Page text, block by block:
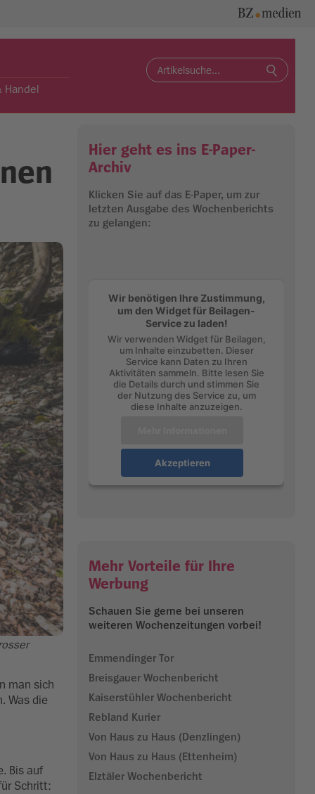
Handel
Search
for:
man sich
Was die
Bis auf
Schritt:
Hier geht es ins E-Paper-
Archiv
Klicken Sie auf das E-Paper, um zur
letzten Ausgabe des Wochenberichts
zu gelangen:
Wir benötigen Ihre Zustimmung,
um den Widget für Beilagen-
Service zu laden!
Wir verwenden Widget für Beilagen,
um Inhalte einzubetten. Dieser
Service kann Daten zu Ihren
Aktivitäten sammeln. Bitte lesen Sie
die Details durch und stimmen Sie
der Nutzung des Service zu, um
diese Inhalte anzuzeigen.
Akzeptieren
Mehr Vorteile für Ihre
Werbung
Schauen Sie gerne bei unseren
weiteren Wochenzeitungen vorbei!
Emmendinger Tor
Breisgauer Wochenbericht
Kaiserstühler Wochenbericht
Rebland Kurier
Von Haus zu Haus (Denzlingen)
Von Haus zu Haus (Ettenheim)
Elztäler Wochenbericht